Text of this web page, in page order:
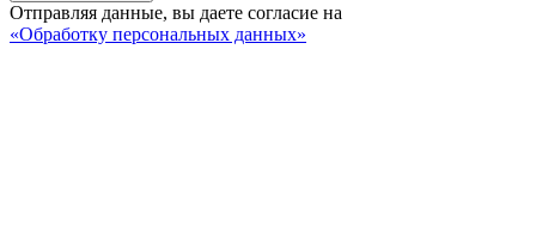
Отправляя данные, вы даете согласие на
«Обработку персональных данных»